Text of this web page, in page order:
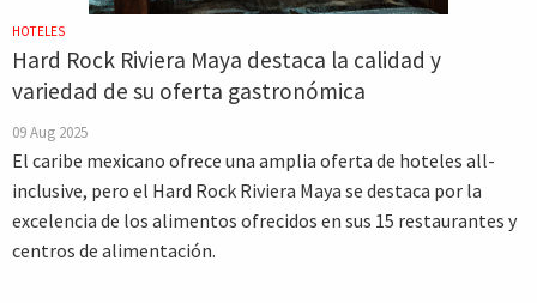
HOTELES
Hard Rock Riviera Maya destaca la calidad y
variedad de su oferta gastronómica
09 Aug 2025
El caribe mexicano ofrece una amplia oferta de hoteles all-
inclusive, pero el Hard Rock Riviera Maya se destaca por la
excelencia de los alimentos ofrecidos en sus 15 restaurantes y
centros de alimentación.